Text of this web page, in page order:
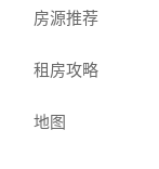
房源推荐
租房攻略
地图